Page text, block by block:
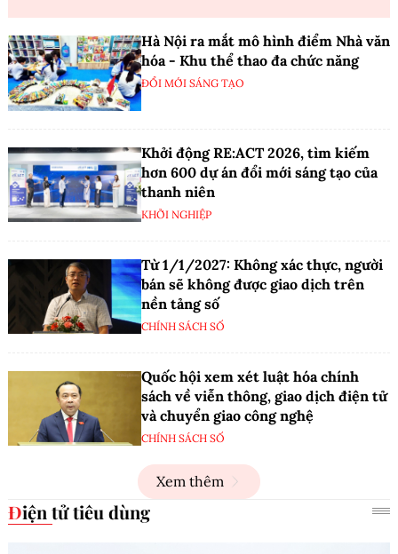
Hà Nội ra mắt mô hình điểm Nhà văn
hóa - Khu thể thao đa chức năng
ĐỔI MỚI SÁNG TẠO
Khởi động RE:ACT 2026, tìm kiếm
hơn 600 dự án đổi mới sáng tạo của
thanh niên
KHỞI NGHIỆP
Từ 1/1/2027: Không xác thực, người
bán sẽ không được giao dịch trên
nền tảng số
CHÍNH SÁCH SỐ
Quốc hội xem xét luật hóa chính
sách về viễn thông, giao dịch điện tử
và chuyển giao công nghệ
CHÍNH SÁCH SỐ
Xem thêm
Điện tử tiêu dùng